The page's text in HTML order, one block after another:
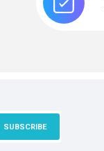
SUBSCRIBE